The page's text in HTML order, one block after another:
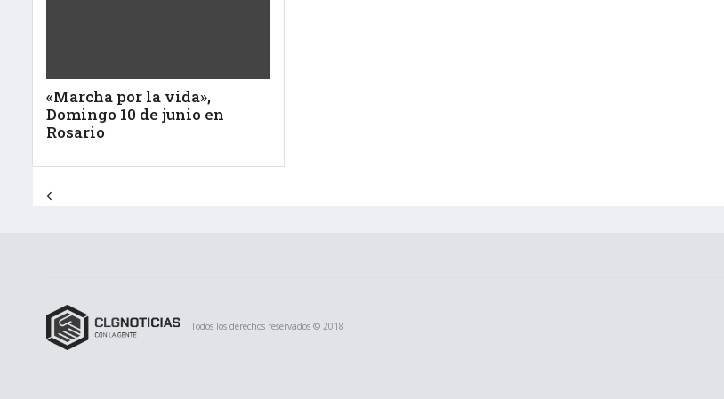
«Marcha por la vida»,
Domingo 10 de junio en
Rosario
Todos los derechos reservados © 2018